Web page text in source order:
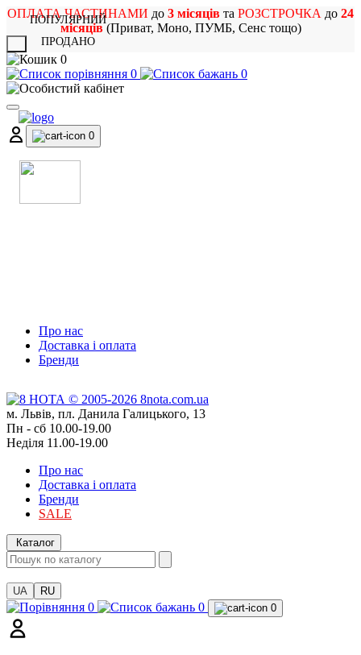
ОПЛАТА ЧАСТИНАМИ до 3 місяців та РОЗСТРОЧКА до 24
місяців(Приват, Моно, ПУМБ, Сенс тощо)
0
0
0
0
Про нас
Доставка і оплата
Бренди
м. Львів, пл. Данила Галицького, 13
Пн - сб 10.00-19.00
Неділя 11.00-19.00
Про нас
Доставка і оплата
Бренди
SALE
Каталог
UA RU
0 0 0
ПОПУЛЯРНИЙ
ПРОДАНО